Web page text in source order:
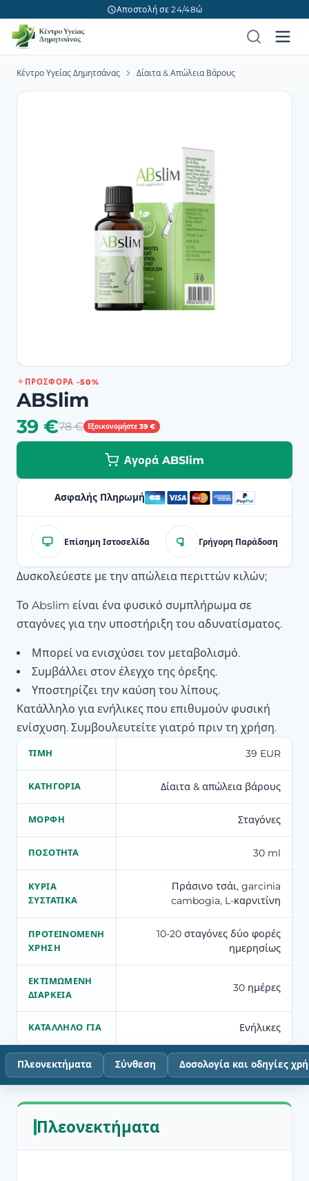
Αποστολή σε 24/48ώ
Κέντρο Υγείας Δημητσάνας Δίαιτα & Απώλεια Βάρους
ΠΡΟΣΦΟΡΆ -50%
ABSlim
39 €78 € Εξοικονομήστε 39 €
Αγορά ABSlim
Ασφαλής Πληρωμή
Επίσημη Ιστοσελίδα Γρήγορη Παράδοση
Δυσκολεύεστε με την απώλεια περιττών κιλών;
Το Abslim είναι ένα φυσικό συμπλήρωμα σε
σταγόνες για την υποστήριξη του αδυνατίσματος.
Μπορεί να ενισχύσει τον μεταβολισμό.
Συμβάλλει στον έλεγχο της όρεξης.
Υποστηρίζει την καύση του λίπους.
Κατάλληλο για ενήλικες που επιθυμούν φυσική
ενίσχυση. Συμβουλευτείτε γιατρό πριν τη χρήση.
ΤΙΜΉ 39 EUR
ΚΑΤΗΓΟΡΊΑ Δίαιτα & απώλεια βάρους
ΜΟΡΦΉ Σταγόνες
ΠΟΣΌΤΗΤΑ 30 ml
ΚΎΡΙΑ
ΣΥΣΤΑΤΙΚΆ
Πράσινο τσάι, garcinia
cambogia, L-καρνιτίνη
ΠΡΟΤΕΙΝΌΜΕΝΗ
ΧΡΉΣΗ
10-20 σταγόνες δύο φορές
ημερησίως
ΕΚΤΙΜΏΜΕΝΗ
ΔΙΆΡΚΕΙΑ
30 ημέρες
ΚΑΤΆΛΛΗΛΟ ΓΙΑ Ενήλικες
Πλεονεκτήματα Σύνθεση Δοσολογία και οδηγίες
Πλεονεκτήματα